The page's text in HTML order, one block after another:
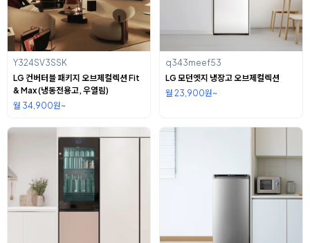
Y324SV3SSK
LG 컨버터블 패키지 오브제컬렉션 Fit
& Max (냉동전용고, 우열림)
월 34,900원~
q343meef53
LG 모던엣지 냉장고 오브제컬렉션
월 23,900원~